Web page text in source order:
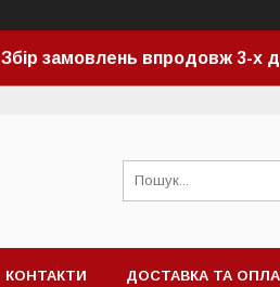
Збір замовлень впродовж 3-х
КОНТАКТИ ДОСТАВКА ТА